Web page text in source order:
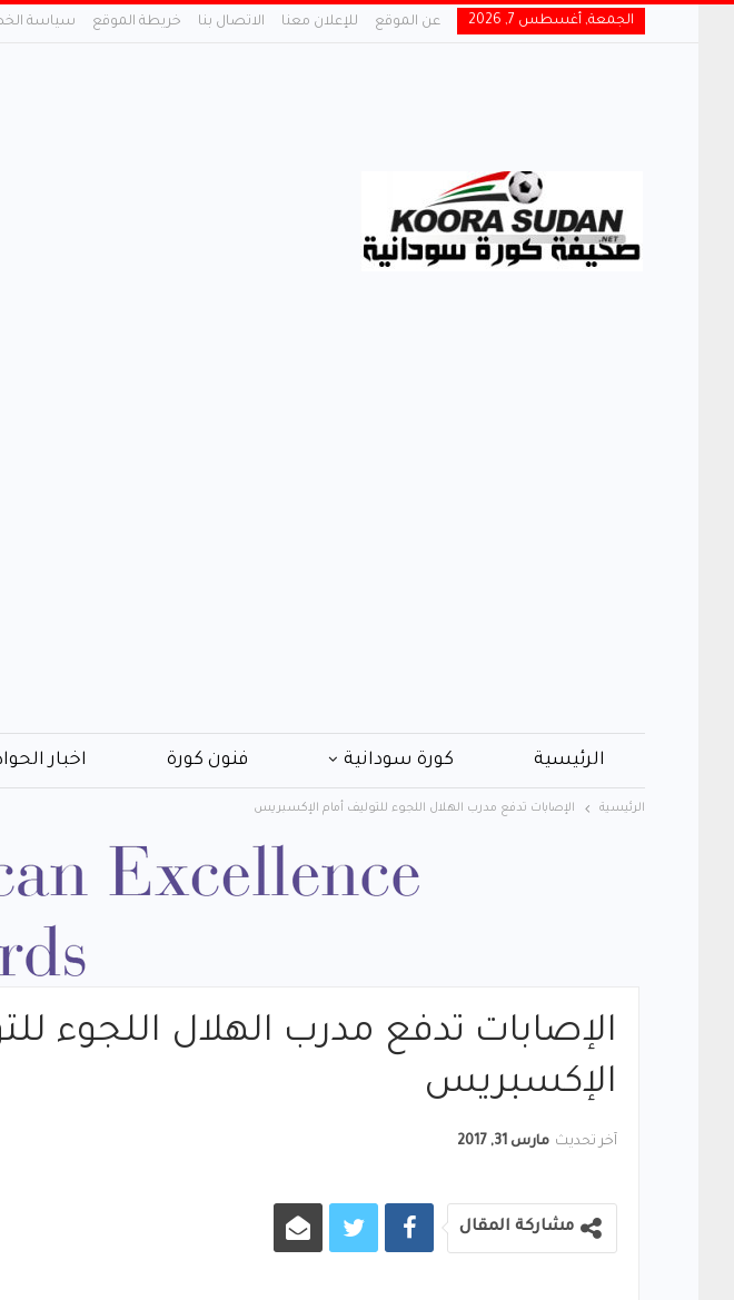
الجمعة, أغسطس 7, 2026 عن الموقع للإعلان معنا الاتصال بنا خريطة الموقع سياسة
الرئيسية كورة سودانية فنون كورة اخبار
الرئيسية الإصابات تدفع مدرب الهلال اللجوء للتوليف أمام الإكسبريس
الإصابات تدفع مدرب الهلال اللجوء
الإكسبريس
آخر تحديث مارس 31, 2017
مشاركة المقال